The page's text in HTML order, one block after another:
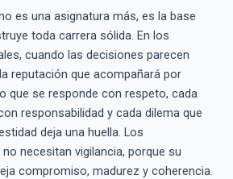
es una asignatura más, es la base
toda carrera sólida. En los
cuando las decisiones parecen
reputación que acompañará por
que se responde con respeto, cada
responsabilidad y cada dilema que
deja una huella. Los
necesitan vigilancia, porque su
compromiso, madurez y coherencia.